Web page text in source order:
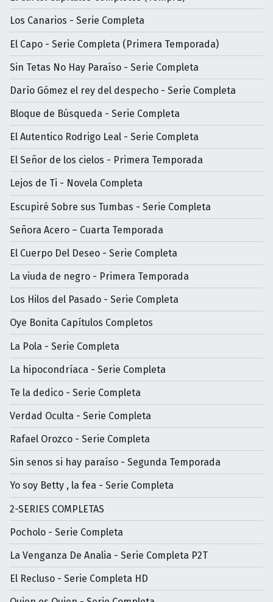
Los Canarios - Serie Completa
El Capo - Serie Completa (Primera Temporada)
Sin Tetas No Hay Paraíso - Serie Completa
Darìo Gómez el rey del despecho - Serie Completa
Bloque de Búsqueda - Serie Completa
El Autentico Rodrigo Leal - Serie Completa
El Señor de los cielos - Primera Temporada
Lejos de Ti - Novela Completa
Escupiré Sobre sus Tumbas - Serie Completa
Señora Acero – Cuarta Temporada
El Cuerpo Del Deseo - Serie Completa
La viuda de negro - Primera Temporada
Los Hilos del Pasado - Serie Completa
Oye Bonita Capítulos Completos
La Pola - Serie Completa
La hipocondríaca - Serie Completa
Te la dedico - Serie Completa
Verdad Oculta - Serie Completa
Rafael Orozco - Serie Completa
Sin senos si hay paraíso - Segunda Temporada
Yo soy Betty , la fea - Serie Completa
2-SERIES COMPLETAS
Pocholo - Serie Completa
La Venganza De Analia - Serie Completa P2T
El Recluso - Serie Completa HD